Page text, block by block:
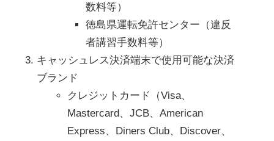
数料等）
徳島県運転免許センター（違反
者講習手数料等）
キャッシュレス決済端末で使用可能な決済
ブランド
クレジットカード（Visa、
Mastercard、JCB、American
Express、Diners Club、Discover、